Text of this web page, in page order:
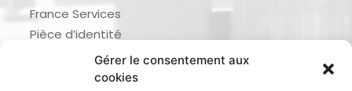
Gérer le consentement aux
cookies
France Services
Pièce d’identité
Demande d’actes d’état civil